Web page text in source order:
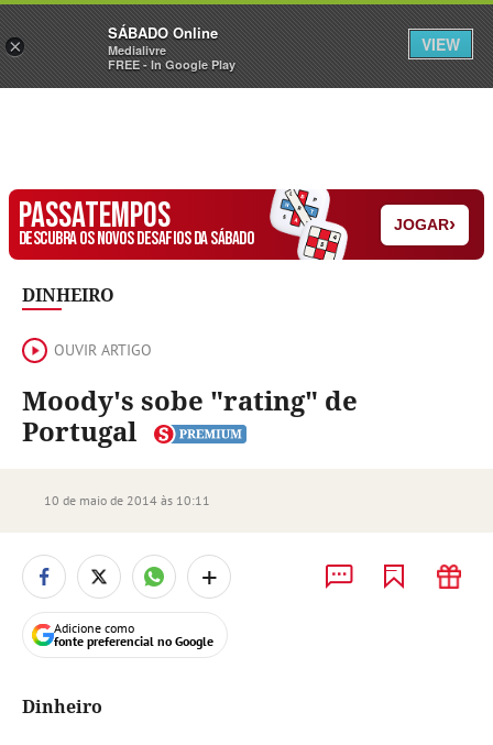
Sábado Assine Iniciar Sessão
PASSATEMPOS
DESCUBRA OS NOVOS DESAFIOS DA SÁBADO
JOGAR›
DINHEIRO
OUVIR ARTIGO
Moody's sobe "rating" de
Portugal
10 de maio de 2014 às 10:11
+
Adicione como
fonte preferencial no Google
Dinheiro
×
SÁBADO Online
Medialivre
FREE - In Google Play
VIEW